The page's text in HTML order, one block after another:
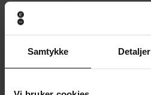
Samtykke Detaljer
EBOK